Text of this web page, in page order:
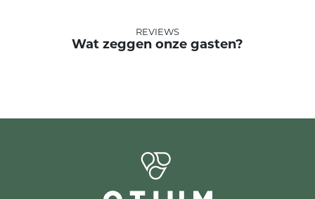
REVIEWS
Wat zeggen onze gasten?